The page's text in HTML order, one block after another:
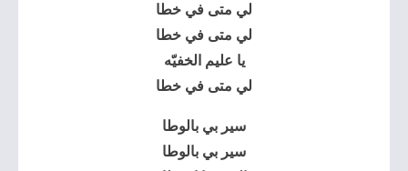
لي متى في خطا
لي متى في خطا
يا عليم الخفيّه
لي متى في خطا
سير بي بالوطا
سير بي بالوطا